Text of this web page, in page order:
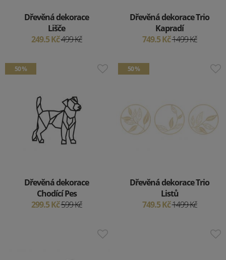
Dřevěná dekorace
Lišče
249.5 Kč499 Kč
Dřevěná dekorace Trio
Kapradí
749.5 Kč1499 Kč
50 %
Dřevěná dekorace
Chodící Pes
299.5 Kč599 Kč
50 %
Dřevěná dekorace Trio
Listů
749.5 Kč1499 Kč